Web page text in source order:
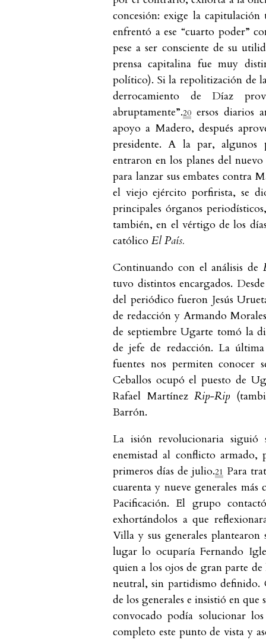
concesión: exige la capitulación
enfrentó a ese “cuarto poder”
pese a ser consciente de su
prensa capitalina fue muy
político). Si la repolitización de
derrocamiento de Díaz
abruptamente”.20 ersos diarios
apoyo a Madero, después
presidente. A la par, algunos
entraron en los planes del
para lanzar sus embates contra
el viejo ejército porfirista, se
principales órganos
también, en el vértigo de los
católico El País.
Continuando con el análisis de
tuvo distintos encargados.
del periódico fueron Jesús
de redacción y Armando
de septiembre Ugarte tomó la
de jefe de redacción. La
fuentes nos permiten
Ceballos ocupó el puesto de
Rafael MartínezRip-Rip
Barrón.
La isión revolucionaria
enemistad al conflicto
primeros días de julio.21 Para
cuarenta y nueve generales
Pacificación. El grupo
exhortándolos a que
Villa y sus generales
lugar lo ocuparía Fernando
quien a los ojos de gran parte
neutral, sin partidismo definido.
de los generales e insistió en
convocado podía solucionar
completo este punto de vista y